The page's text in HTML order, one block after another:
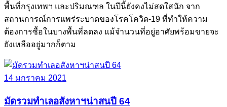
พื้นที่กรุงเทพฯ และปริมณฑล ในปีนี้ยังคงไม่สดใสนัก จาก
สถานการณ์การแพร่ระบาดของโรคโควิด-19 ที่ทำให้ความ
ต้องการซื้อในบางพื้นที่ลดลง แม้จำนวนที่อยู่อาศัยพร้อมขายจะ
ยังเหลืออยู่มากก็ตาม
14 มกราคม 2021
มัดรวมทำเลอสังหาฯน่าสนปี 64